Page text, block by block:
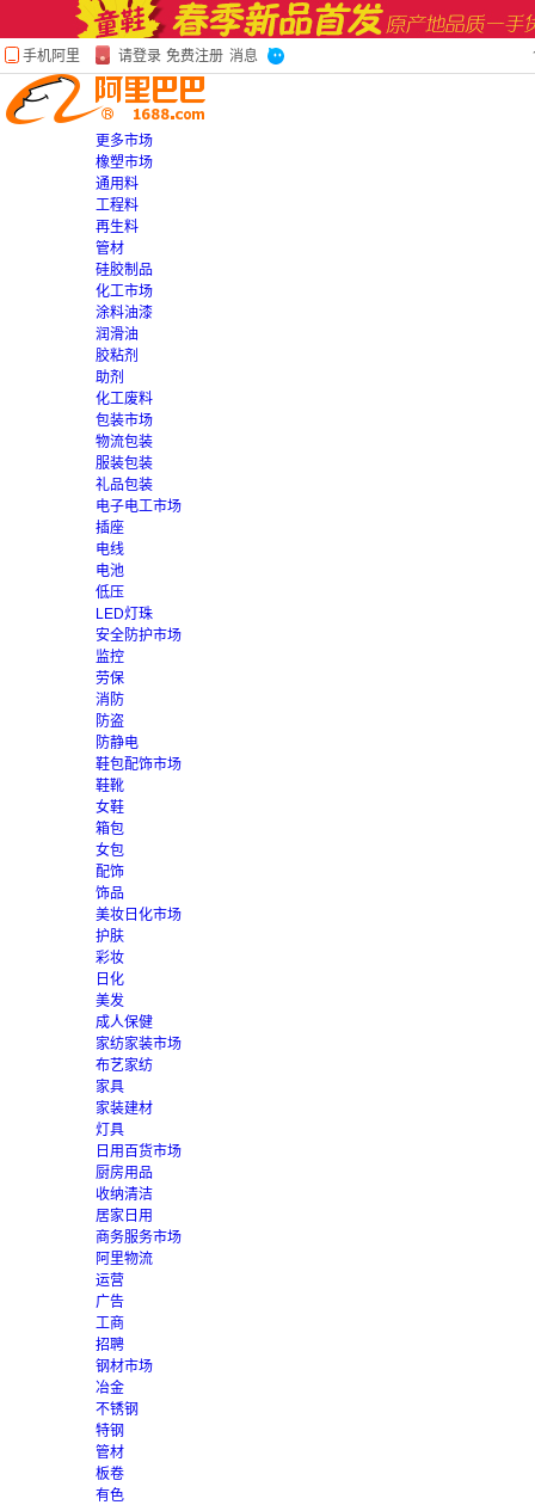
更多市场
橡塑市场
通用料
工程料
再生料
管材
硅胶制品
化工市场
涂料油漆
润滑油
胶粘剂
助剂
化工废料
包装市场
物流包装
服装包装
礼品包装
电子电工市场
插座
电线
电池
低压
LED灯珠
安全防护市场
监控
劳保
消防
防盗
防静电
鞋包配饰市场
鞋靴
女鞋
箱包
女包
配饰
饰品
美妆日化市场
护肤
彩妆
日化
美发
成人保健
家纺家装市场
布艺家纺
家具
家装建材
灯具
日用百货市场
厨房用品
收纳清洁
居家日用
商务服务市场
阿里物流
运营
广告
工商
招聘
钢材市场
冶金
不锈钢
特钢
管材
板卷
有色